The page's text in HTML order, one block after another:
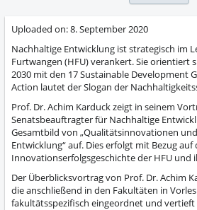
Uploaded on:8. September 2020
Nachhaltige Entwicklung ist strategisch im
Furtwangen (HFU) verankert. Sie orientiert
2030 mit den 17 Sustainable Development
Action lautet der Slogan der
Prof. Dr. Achim Karduck zeigt in seinem
Senatsbeauftragter für Nachhaltige
Gesamtbild von „Qualitätsinnovationen
Entwicklung“ auf. Dies erfolgt mit Bezug auf
Innovationserfolgsgeschichte der HFU und
Der Überblicksvortrag von Prof. Dr. Achim
die anschließend in den Fakultäten in
fakultätsspezifisch eingeordnet und vertieft